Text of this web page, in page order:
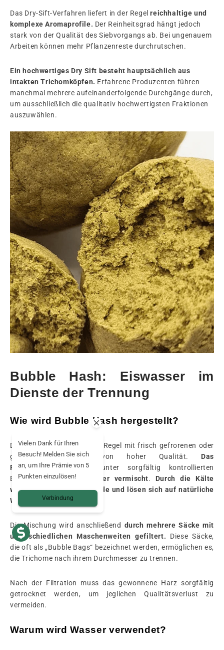
Das Dry-Sift-Verfahren liefert in der Regelreichhaltige und
komplexe Aromaprofile. Der Reinheitsgrad hängt jedoch
stark von der Qualität des Siebvorgangs ab. Bei ungenauem
Arbeiten können mehr Pflanzenreste durchrutschen.
Ein hochwertiges Dry Sift besteht hauptsächlich aus
intakten Trichomköpfen. Erfahrene Produzenten führen
manchmal mehrere aufeinanderfolgende Durchgänge durch,
um ausschließlich die qualitativ hochwertigsten Fraktionen
auszuwählen.
Bubble Hash: Eiswasser im
Dienste der Trennung
Wie wird Bubble Hash hergestellt?
Der Prozess beginnt in der Regel mit frisch gefrorenen oder
getrockneten Blüten von hoher Qualität. Das
Pflanzenmaterial wird
unter sorgfältig kontrollierten
Bedingungenmit Eiswasser vermischt. Durch die Kälte
werden die Trichome spröde und lösen sich auf natürliche
Weise
von der Pflanze.
Die Mischung wird anschließend durch mehrere Säcke mit
unterschiedlichen Maschenweiten gefiltert. Diese Säcke,
die oft als „Bubble Bags“ bezeichnet werden, ermöglichen es,
die Trichome nach ihrem Durchmesser zu trennen.
Nach der Filtration muss das gewonnene Harz sorgfältig
getrocknet werden, um jeglichen Qualitätsverlust zu
vermeiden.
Warum wird Wasser verwendet?
Vielen Dank für Ihren
Besuch! Melden Sie sich
an, um Ihre Prämie von 5
Punkten einzulösen!
Verbindung